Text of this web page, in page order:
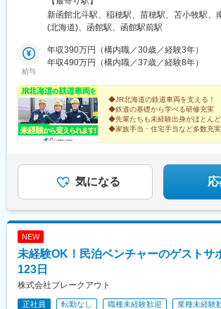
【新幹線事業所 】※検修職のみ亀田郡七飯町
新幹線総合車両所構内）【手稲事業所】 ※検
職のみ札幌市手稲区曙1条3-1-1（札幌運転所
所】札幌市東区北4条東16丁目（苗穂運転所
川市永山1条9-3-39（旭川運転所構内）【釧
町2-16（釧路運輸車両所構内）【函館事業所
1（函館運輸所構内）※受動喫煙対策：敷地内
新函館北斗駅、稲穂駅、苗穂駅、苫小牧駅、
(北海道)、函館駅、函館駅前駅
給与
年収390万円（構内職／30歳／経験3年）
年収490万円（構内職／37歳／経験8年）
◆JR北海道の鉄道車両を支える！
◆鉄道の基礎から学べる研修充実
◆先輩たちも未経験出身がほとんど
◆家族手当・住宅手当など多数充実
正社員デビューしたい、鉄道が好
気になる
NEW
未経験OK！民泊ベンチャーのゲストサ
123日
株式会社ブレークアウト
正社員 転勤なし 職種未経験歓迎 業種未経験